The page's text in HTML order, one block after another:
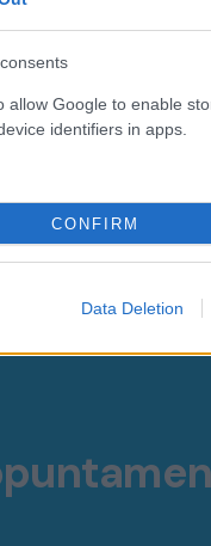
allow Google to enable
identifiers in apps.
CONFIRM
Data Deletion
Completa
attuativi della
Continua